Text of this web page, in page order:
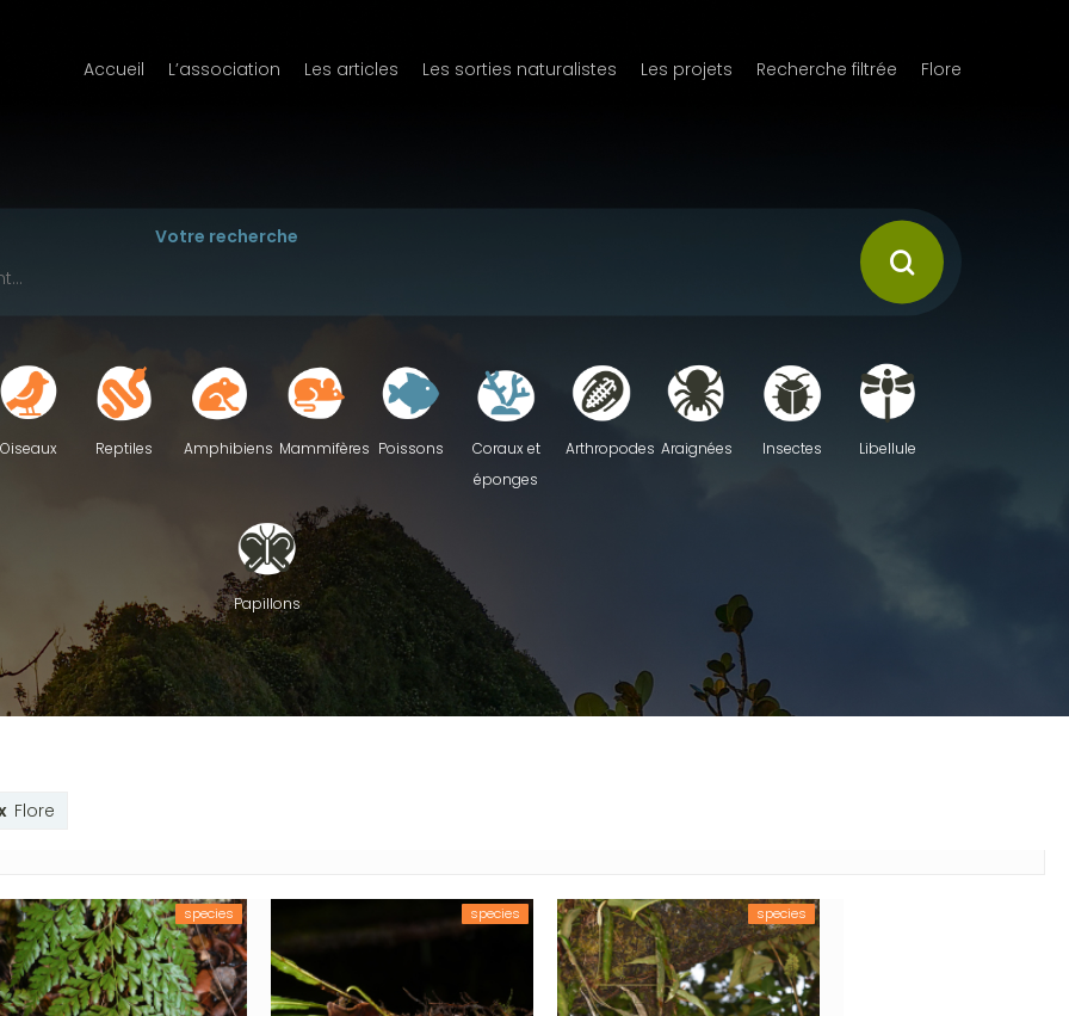
Accueil L’association Les articles Les sorties naturalistes Les projets Recherche filtrée Flore
Votre recherche
Oiseaux Reptiles Amphibiens Mammifères Poissons
Coraux et
éponges
Arthropodes Araignées Insectes Libellule
Papillons
Flore
species species species